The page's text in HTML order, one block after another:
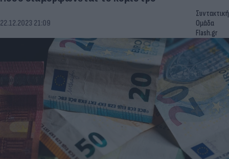
22.12.2023 21:09
Συντακτική
Ομάδα
Flash.gr